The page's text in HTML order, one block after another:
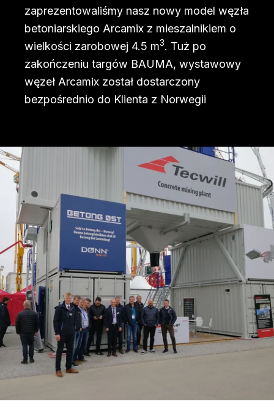
zaprezentowaliśmy nasz nowy model węzła
betoniarskiego Arcamix z mieszalnikiem o
wielkości zarobowej 4.5 m3. Tuż po
zakończeniu targów BAUMA, wystawowy
węzeł Arcamix został dostarczony
bezpośrednio do Klienta z Norwegii